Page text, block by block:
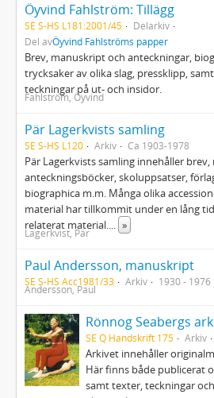
Öyvind Fahlström: Tillägg
SE S-HS L181:2001/45
Delarkiv
Del avÖyvind Fahlströms papper
Brev, manuskript och anteckningar,
trycksaker av olika slag, pressklipp,
teckningar på ut- och insidor.
Fahlström, Öyvind
Pär Lagerkvists samling
SE S-HS L120 Arkiv Ca 1903-1978
Pär Lagerkvists samling innehåller
anteckningsböcker, skoluppsatser,
biographica m.m. Många olika
material har tillkommit under en lång
relaterat material.... »
Lagerkvist, Pär
Paul Andersson, manuskript
SE S-HS Acc1981/33 Arkiv 1930 - 1976
Andersson, Paul
Rönnog Seabergs
SE Q Handskrift 175 Arkiv
Arkivet innehåller
Här finns både publicerat
samt texter, teckningar